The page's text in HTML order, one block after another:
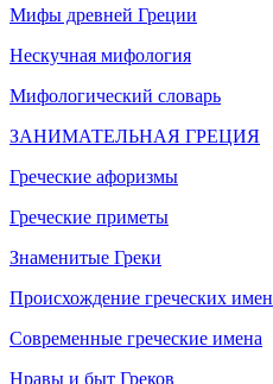
Мифы древней Греции
Нескучная мифология
Мифологический словарь
ЗАНИМАТЕЛЬНАЯ ГРЕЦИЯ
Греческие афоризмы
Греческие приметы
Знаменитые Греки
Происхождение греческих имен
Современные греческие имена
Нравы и быт Греков